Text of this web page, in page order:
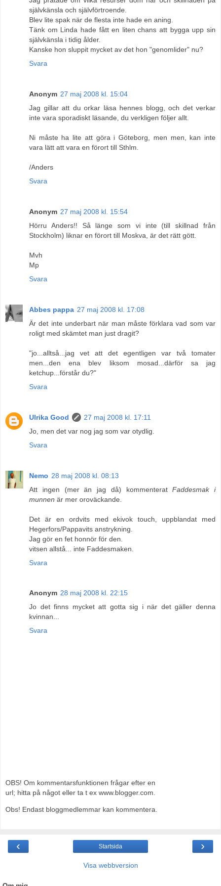
självkänsla och självförtroende.
Blev lite spak när de flesta inte hade en aning.
Tänk om Linda hade fått en liten chans att bygga upp sin
självkänsla i tidig ålder.
Kanske hon sluppit mycket av det hon "genomlider" nu?
Svara
Anonym 27 maj 2008 kl. 15:04
Jag gillar att du orkar läsa hennes blogg, och det verkar
inte vara sporadiskt läsande, du verkligen följer allt.
Ni måste ha lite att göra i Göteborg, men men, kan inte
vara lätt att vara en förort till Sthlm.
/Anders
Svara
Anonym 27 maj 2008 kl. 15:54
Hörru Anders!! Så länge som vi inte (till skillnad från
Stockholm) liknar en förort till Moskva, är det rätt gött.
Mvh
Mp
Svara
Abbes pappa 27 maj 2008 kl. 17:08
Är det inte underbart när man måste förklara vad som var
roligt med skämtet man just dragit?
"jo...alltså...jag vet att det egentligen var två tomater
men...den ena blev liksom mosad...därför sa jag
ketchup...förstår du?"
Svara
Ulrika Good
27 maj 2008 kl. 17:11
Jo, men det var nog jag som var otydlig.
Svara
Nemo 28 maj 2008 kl. 08:13
Att ingen (mer än jag då) kommenteratFaddesmak i
munnen är mer oroväckande.
Det är en ordvits med ekivok touch, uppblandat med
Hegerfors/Pappavits anstrykning.
Jag gör en fet honnör för den.
vitsen allstå... inte Faddesmaken.
Svara
Anonym 28 maj 2008 kl. 22:15
Jo det finns mycket att gotta sig i när det gäller denna
kvinnan...
Svara
OBS! Om kommentarsfunktionen frågar efter en
url; hitta på något eller ta t ex www.blogger.com.
Obs! Endast bloggmedlemmar kan kommentera.
‹ ›
Startsida
Visa webbversion